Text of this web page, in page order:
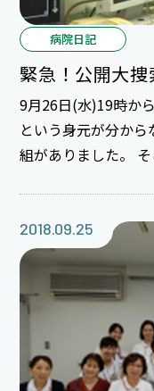
病院日記
緊急！公開大捜
9月26日(水)19時か
という身元が分か
組がありました。 そこに出演されていた「しらい ゆ
送されました。そ
され、そのおかげ
組放送中にしらい
て、放送中に無事身元
静岡県唯一の基幹
ンターで行った検
を嬉しく思います。
2018.09.25